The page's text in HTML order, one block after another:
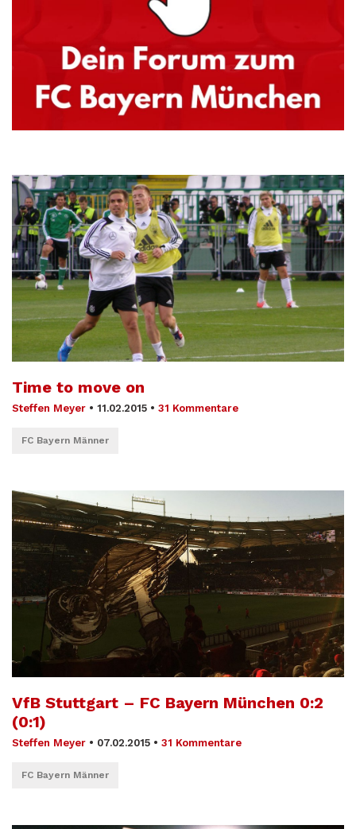
Time to move on
Steffen Meyer • 11.02.2015 • 31 Kommentare
FC Bayern Männer
VfB Stuttgart – FC Bayern München 0:2
(0:1)
Steffen Meyer • 07.02.2015 • 31 Kommentare
FC Bayern Männer